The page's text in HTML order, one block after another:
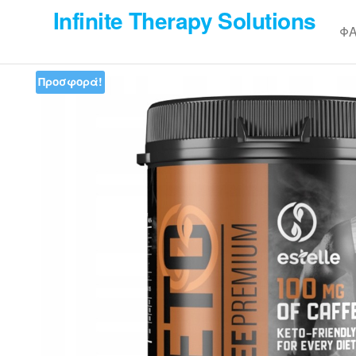
content
Infinite Therapy Solutions
Προσφορά!